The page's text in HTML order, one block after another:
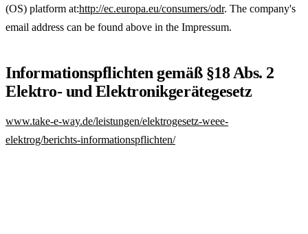
(OS) platform at:http://ec.europa.eu/consumers/odr. The company's
email address can be found above in the Impressum.
Informationspflichten gemäß §18 Abs. 2
Elektro- und Elektronikgerätegesetz
www.take-e-way.de/leistungen/elektrogesetz-weee-
elektrog/berichts-informationspflichten/